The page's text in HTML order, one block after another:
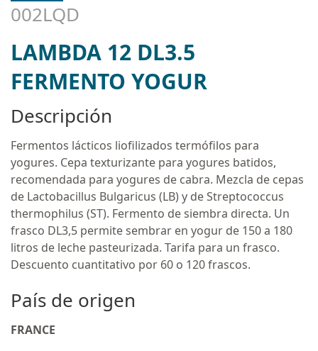
002LQD
LAMBDA 12 DL3.5
FERMENTO YOGUR
Descripción
Fermentos lácticos liofilizados termófilos para
yogures. Cepa texturizante para yogures batidos,
recomendada para yogures de cabra. Mezcla de cepas
de Lactobacillus Bulgaricus (LB) y de Streptococcus
thermophilus (ST). Fermento de siembra directa. Un
frasco DL3,5 permite sembrar en yogur de 150 a 180
litros de leche pasteurizada. Tarifa para un frasco.
Descuento cuantitativo por 60 o 120 frascos.
País de origen
FRANCE